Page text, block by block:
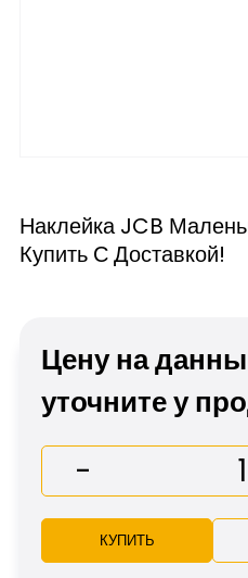
Наклейка JCB
Купить С Доставкой!
Цену на
уточните у
-
КУПИТЬ